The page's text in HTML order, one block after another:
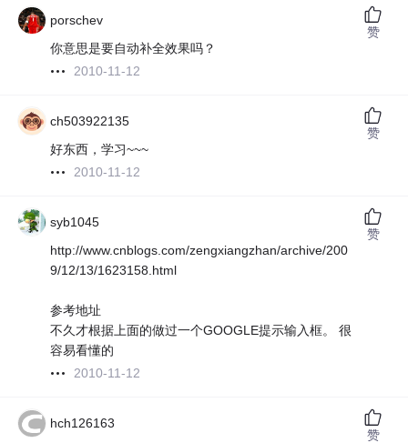
porschev
你意思是要自动补全效果吗？
2010-11-12
赞
ch503922135
好东西，学习~~~
2010-11-12
赞
syb1045
http://www.cnblogs.com/zengxiangzhan/archive/200
9/12/13/1623158.html
参考地址
不久才根据上面的做过一个GOOGLE提示输入框。 很
容易看懂的
2010-11-12
赞
hch126163
赞